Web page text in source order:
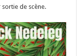
de scène.